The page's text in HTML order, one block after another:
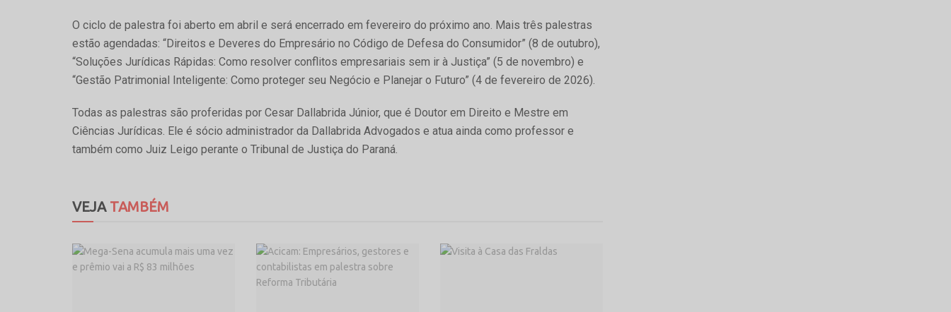
O ciclo de palestra foi aberto em abril e será encerrado em fevereiro do próximo ano. Mais três palestras
estão agendadas: “Direitos e Deveres do Empresário no Código de Defesa do Consumidor” (8 de outubro),
“Soluções Jurídicas Rápidas: Como resolver conflitos empresariais sem ir à Justiça” (5 de novembro) e
“Gestão Patrimonial Inteligente: Como proteger seu Negócio e Planejar o Futuro” (4 de fevereiro de 2026).
Todas as palestras são proferidas por Cesar Dallabrida Júnior, que é Doutor em Direito e Mestre em
Ciências Jurídicas. Ele é sócio administrador da Dallabrida Advogados e atua ainda como professor e
também como Juiz Leigo perante o Tribunal de Justiça do Paraná.
VEJATAMBÉM